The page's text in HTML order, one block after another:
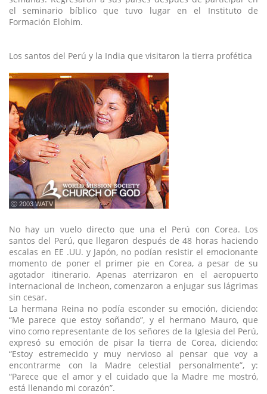
el seminario bíblico que tuvo lugar en el Instituto de
Formación Elohim.
Los santos del Perú y la India que visitaron la tierra profética
ⓒ 2003 WATV
No hay un vuelo directo que una el Perú con Corea. Los
santos del Perú, que llegaron después de 48 horas haciendo
escalas en EE .UU. y Japón, no podían resistir el emocionante
momento de poner el primer pie en Corea, a pesar de su
agotador itinerario. Apenas aterrizaron en el aeropuerto
internacional de Incheon, comenzaron a enjugar sus lágrimas
sin cesar.
La hermana Reina no podía esconder su emoción, diciendo:
“Me parece que estoy soñando”, y el hermano Mauro, que
vino como representante de los señores de la Iglesia del Perú,
expresó su emoción de pisar la tierra de Corea, diciendo:
“Estoy estremecido y muy nervioso al pensar que voy a
encontrarme con la Madre celestial personalmente”, y:
“Parece que el amor y el cuidado que la Madre me mostró,
está llenando mi corazón”.